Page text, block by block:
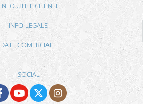
INFO UTILE CLIENTI
INFO LEGALE
DATE COMERCIALE
SOCIAL